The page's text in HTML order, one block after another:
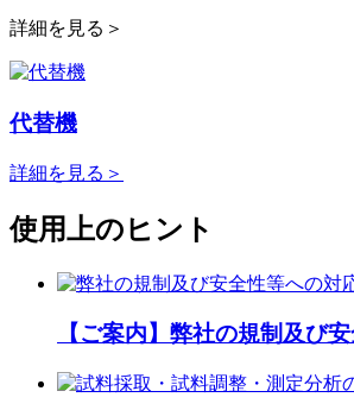
詳細を見る ＞
代替機
詳細を見る ＞
使用上のヒント
【ご案内】弊社の規制及び